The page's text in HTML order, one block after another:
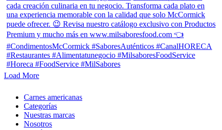
Load More
Close
Menu
Carnes americanas
Categorías
Nuestras marcas
Nosotros